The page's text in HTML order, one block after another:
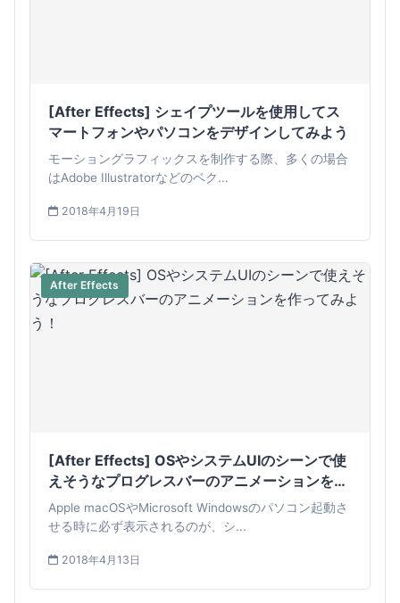
[After Effects] シェイプツールを使用してス
マートフォンやパソコンをデザインしてみよう
モーショングラフィックスを制作する際、多くの場合
はAdobe Illustratorなどのベク...
2018年4月19日
After Effects
[After Effects] OSやシステムUIのシーンで使
えそうなプログレスバーのアニメーションを作
ってみよう！
Apple macOSやMicrosoft Windowsのパソコン起動さ
せる時に必ず表示されるのが、シ...
2018年4月13日